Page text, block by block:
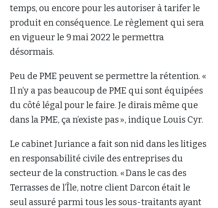
temps, ou encore pour les autoriser à tarifer le
produit en conséquence. Le règlement qui sera
en vigueur le 9 mai 2022 le permettra
désormais.
Peu de PME peuvent se permettre la rétention. «
Il n’y a pas beaucoup de PME qui sont équipées
du côté légal pour le faire. Je dirais même que
dans la PME, ça n’existe pas », indique Louis Cyr.
Le cabinet Juriance a fait son nid dans les litiges
en responsabilité civile des entreprises du
secteur de la construction. « Dans le cas des
Terrasses de l’Île, notre client Darcon était le
seul assuré parmi tous les sous-traitants ayant